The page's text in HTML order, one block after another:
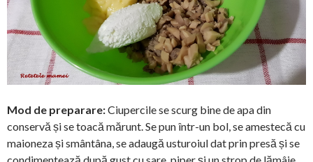
Mod de preparare:Ciupercile se scurg bine de apa din
conservă și se toacă mărunt. Se pun într-un bol, se amestecă cu
maioneza și smântâna, se adaugă usturoiul dat prin presă și se